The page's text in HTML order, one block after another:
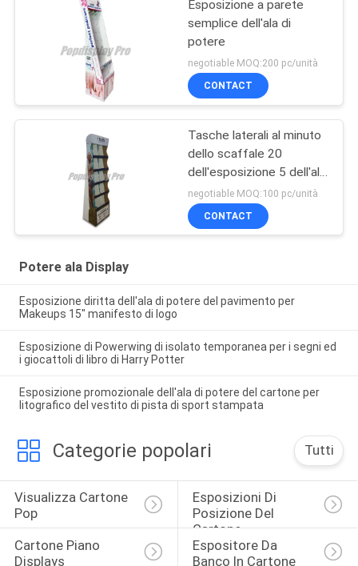
Esposizione a parete
semplice dell'ala di
potere
negotiable MOQ:200 pc/unità
CONTACT
Tasche laterali al minuto
dello scaffale 20
dell'esposizione 5 dell'ala
per i vestiti di Underware
negotiable MOQ:100 pc/unità
CONTACT
Potere ala Display
Esposizione diritta dell'ala di potere del pavimento per
Makeups 15" manifesto di logo
Esposizione di Powerwing di isolato temporanea per i segni ed
i giocattoli di libro di Harry Potter
Esposizione promozionale dell'ala di potere del cartone per
litografico del vestito di pista di sport stampata
Categorie popolari Tutti
Visualizza Cartone
Pop
Esposizioni Di
Posizione Del
Cartone
Cartone Piano
Displays
Espositore Da
Banco In Cartone